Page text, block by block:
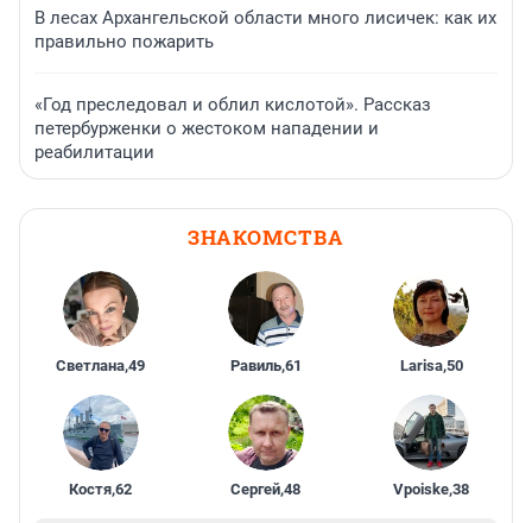
В лесах Архангельской области много лисичек: как их
правильно пожарить
«Год преследовал и облил кислотой». Рассказ
петербурженки о жестоком нападении и
реабилитации
ЗНАКОМСТВА
Светлана,49 Равиль,61 Larisa,50
Костя,62 Сергей,48 Vpoiske,38